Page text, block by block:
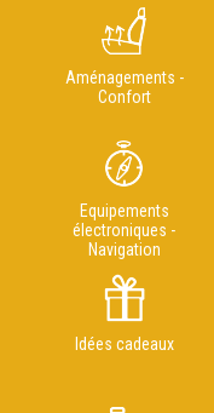
Aménagements -
Confort
Equipements
électroniques -
Navigation
Idées cadeaux